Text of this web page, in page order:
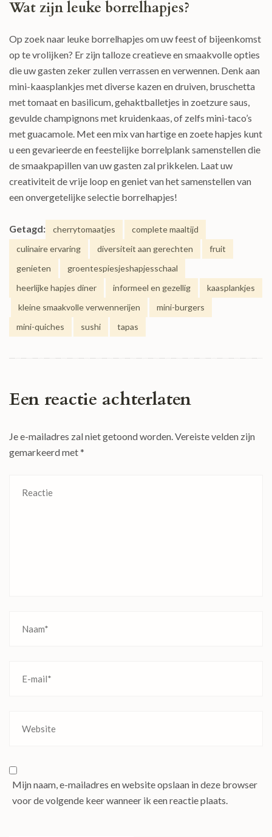
Wat zijn leuke borrelhapjes?
Op zoek naar leuke borrelhapjes om uw feest of bijeenkomst
op te vrolijken? Er zijn talloze creatieve en smaakvolle opties
die uw gasten zeker zullen verrassen en verwennen. Denk aan
mini-kaasplankjes met diverse kazen en druiven, bruschetta
met tomaat en basilicum, gehaktballetjes in zoetzure saus,
gevulde champignons met kruidenkaas, of zelfs mini-taco’s
met guacamole. Met een mix van hartige en zoete hapjes kunt
u een gevarieerde en feestelijke borrelplank samenstellen die
de smaakpapillen van uw gasten zal prikkelen. Laat uw
creativiteit de vrije loop en geniet van het samenstellen van
een onvergetelijke selectie borrelhapjes!
Getagd: cherrytomaatjes
complete maaltijd
culinaire ervaring
diversiteit aan gerechten
fruit
genieten
groentespiesjeshapjesschaal
heerlijke hapjes diner
informeel en gezellig
kaasplankjes
kleine smaakvolle verwennerijen
mini-burgers
mini-quiches
sushi tapas
Een reactie achterlaten
Je e-mailadres zal niet getoond worden.Vereiste velden zijn
gemarkeerd met*
Mijn naam, e-mailadres en website opslaan in deze browser
voor de volgende keer wanneer ik een reactie plaats.